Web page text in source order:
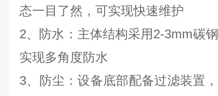
态一目了然，可实现快速维护
2、防水：主体结构采用2-3mm碳
实现多角度防水
3、防尘：设备底部配备过滤装置